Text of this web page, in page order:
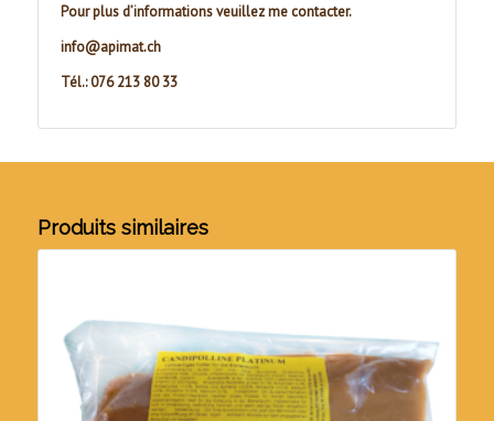
Pour plus d’informations veuillez me contacter.
info@apimat.ch
Tél.: 076 213 80 33
Produits similaires